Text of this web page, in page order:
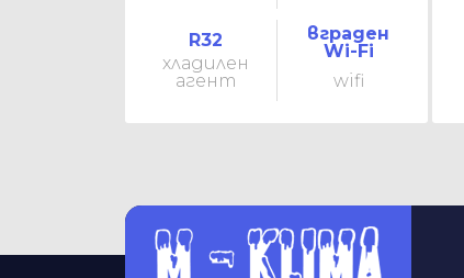
R32
хладилен
агент
вграден
Wi-Fi
wifi